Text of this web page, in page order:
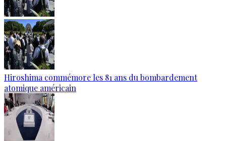
Hiroshima commémore les 81 ans du bombardement
atomique américain